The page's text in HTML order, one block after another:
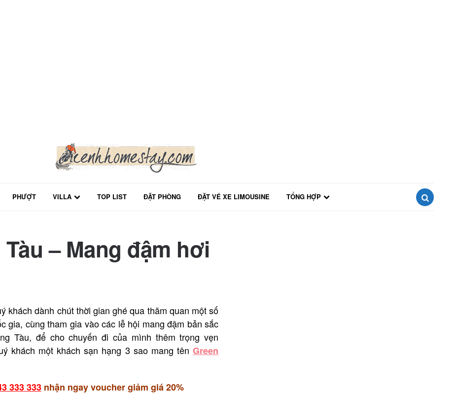
PHƯỢT VILLA TOP LIST ĐẶT PHÒNG ĐẶT VÉ XE LIMOUSINE
TỔNG HỢP
– Mang đậm hơi
khách dành chút thời gian ghé qua thăm quan một số
gia, cùng tham gia vào các lễ hội mang đậm bản sắc
Tàu, để cho chuyến đi của mình thêm trọng vẹn
khách một khách sạn hạng 3 sao mang tênGreen
333 333 nhận ngay voucher giảm giá 20%